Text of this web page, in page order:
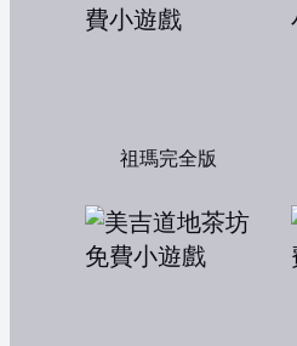
祖瑪完全版